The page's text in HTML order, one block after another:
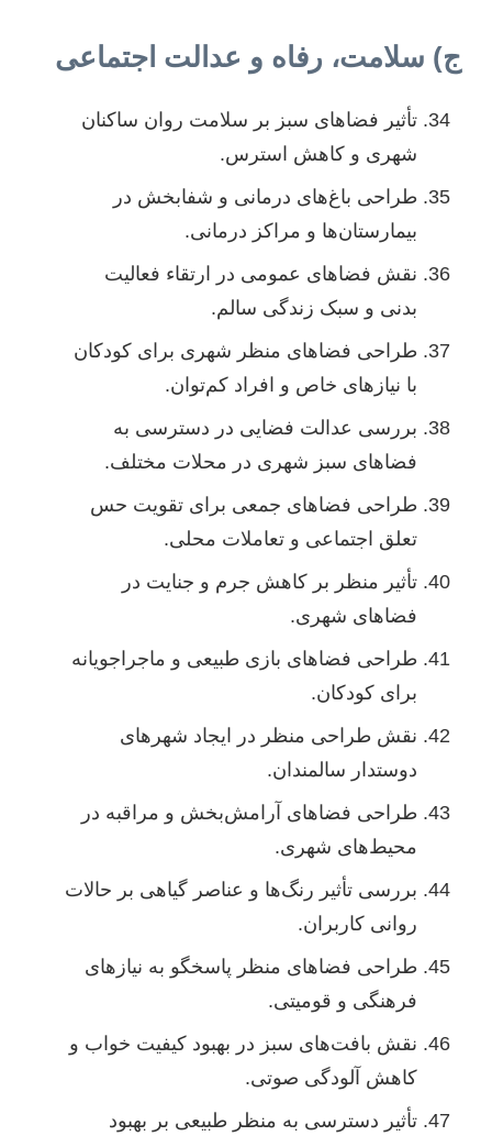
ج) سلامت، رفاه و عدالت اجتماعی
تأثیر فضاهای سبز بر سلامت روان ساکنان
شهری و کاهش استرس.
طراحی باغ‌های درمانی و شفابخش در
بیمارستان‌ها و مراکز درمانی.
نقش فضاهای عمومی در ارتقاء فعالیت
بدنی و سبک زندگی سالم.
طراحی فضاهای منظر شهری برای کودکان
با نیازهای خاص و افراد کم‌توان.
بررسی عدالت فضایی در دسترسی به
فضاهای سبز شهری در محلات مختلف.
طراحی فضاهای جمعی برای تقویت حس
تعلق اجتماعی و تعاملات محلی.
تأثیر منظر بر کاهش جرم و جنایت در
فضاهای شهری.
طراحی فضاهای بازی طبیعی و ماجراجویانه
برای کودکان.
نقش طراحی منظر در ایجاد شهرهای
دوستدار سالمندان.
طراحی فضاهای آرامش‌بخش و مراقبه در
محیط‌های شهری.
بررسی تأثیر رنگ‌ها و عناصر گیاهی بر حالات
روانی کاربران.
طراحی فضاهای منظر پاسخگو به نیازهای
فرهنگی و قومیتی.
نقش بافت‌های سبز در بهبود کیفیت خواب و
کاهش آلودگی صوتی.
تأثیر دسترسی به منظر طبیعی بر بهبود